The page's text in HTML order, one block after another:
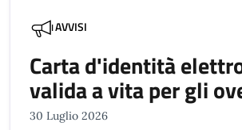
AVVISI
Carta d'identità
valida a vita per gli
30 Luglio 2026